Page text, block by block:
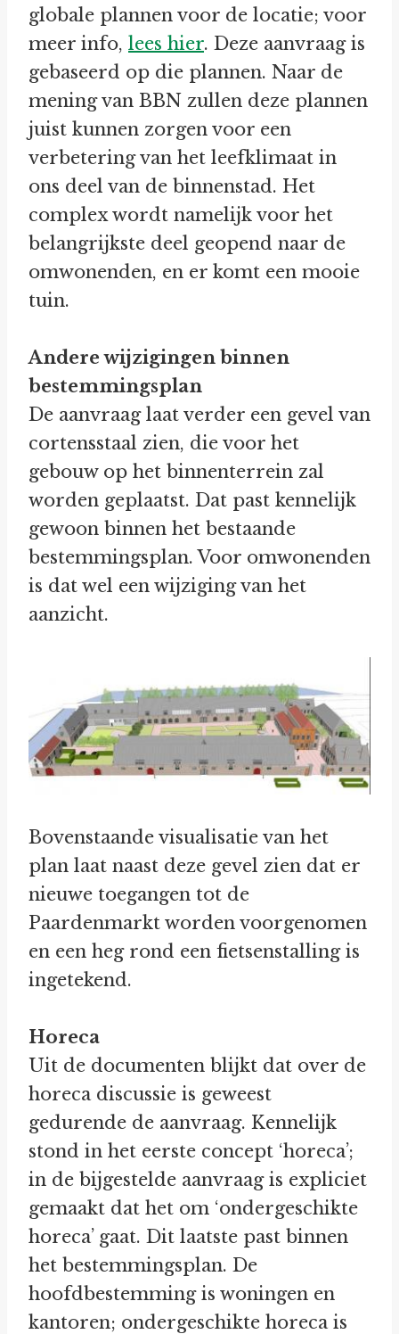
globale plannen voor de locatie; voor
meer info, lees hier. Deze aanvraag is
gebaseerd op die plannen. Naar de
mening van BBN zullen deze plannen
juist kunnen zorgen voor een
verbetering van het leefklimaat in
ons deel van de binnenstad. Het
complex wordt namelijk voor het
belangrijkste deel geopend naar de
omwonenden, en er komt een mooie
tuin.
Andere wijzigingen binnen
bestemmingsplan
De aanvraag laat verder een gevel van
cortensstaal zien, die voor het
gebouw op het binnenterrein zal
worden geplaatst. Dat past kennelijk
gewoon binnen het bestaande
bestemmingsplan. Voor omwonenden
is dat wel een wijziging van het
aanzicht.
Bovenstaande visualisatie van het
plan laat naast deze gevel zien dat er
nieuwe toegangen tot de
Paardenmarkt worden voorgenomen
en een heg rond een fietsenstalling is
ingetekend.
Horeca
Uit de documenten blijkt dat over de
horeca discussie is geweest
gedurende de aanvraag. Kennelijk
stond in het eerste concept ‘horeca’;
in de bijgestelde aanvraag is expliciet
gemaakt dat het om ‘ondergeschikte
horeca’ gaat. Dit laatste past binnen
het bestemmingsplan. De
hoofdbestemming is woningen en
kantoren; ondergeschikte horeca is